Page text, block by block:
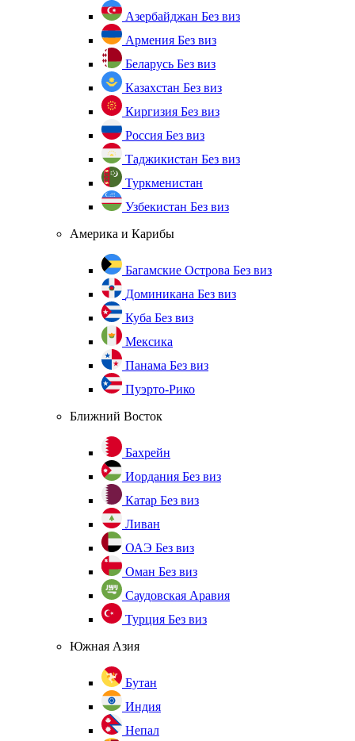
Азербайджан Без виз
Армения Без виз
Беларусь Без виз
Казахстан Без виз
Киргизия Без виз
Россия Без виз
Таджикистан Без виз
Туркменистан
Узбекистан Без виз
Америка и Карибы
Багамские Острова Без виз
Доминикана Без виз
Куба Без виз
Мексика
Панама Без виз
Пуэрто-Рико
Ближний Восток
Бахрейн
Иордания Без виз
Катар Без виз
Ливан
ОАЭ Без виз
Оман Без виз
Саудовская Аравия
Турция Без виз
Южная Азия
Бутан
Индия
Непал